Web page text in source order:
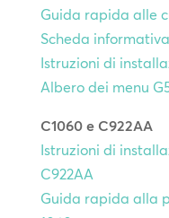
Guida rapida alle
Scheda
Istruzioni di
Albero dei menu
C1060 e C922AA
Istruzioni di
C922AA
Guida rapida alla